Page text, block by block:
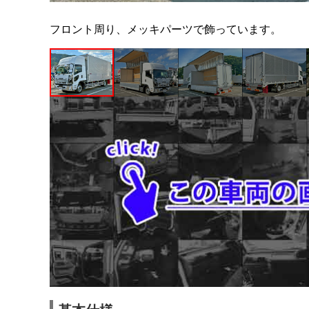
フロント周り、メッキパーツで飾っています。